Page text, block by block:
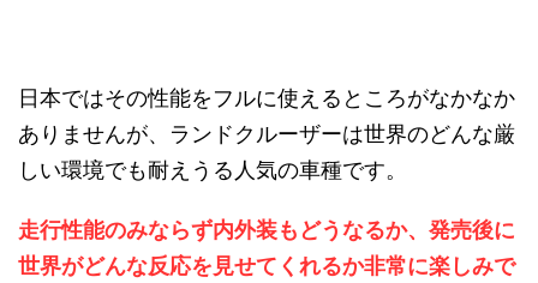
日本ではその性能をフルに使えるところがなかなか
ありませんが、ランドクルーザーは世界のどんな厳
しい環境でも耐えうる人気の車種です。
走行性能のみならず内外装もどうなるか、発売後に
世界がどんな反応を見せてくれるか非常に楽しみで